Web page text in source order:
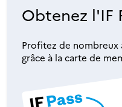
Obtenez l'IF
Profitez de nombreux
grâce à la carte de